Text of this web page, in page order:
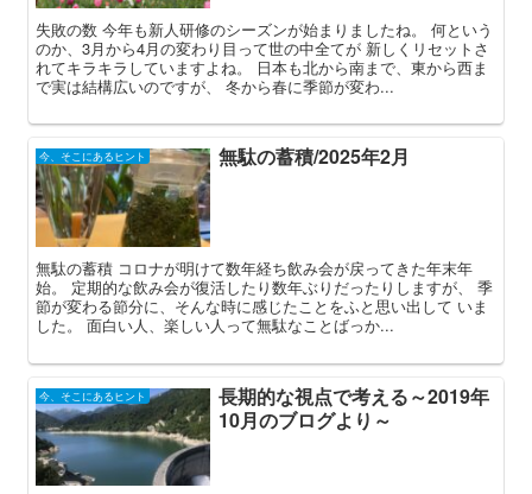
失敗の数 今年も新人研修のシーズンが始まりましたね。 何という
のか、3月から4月の変わり目って世の中全てが 新しくリセットさ
れてキラキラしていますよね。 日本も北から南まで、東から西ま
で実は結構広いのですが、 冬から春に季節が変わ...
今、そこにあるヒント 無駄の蓄積/2025年2月
無駄の蓄積 コロナが明けて数年経ち飲み会が戻ってきた年末年
始。 定期的な飲み会が復活したり数年ぶりだったりしますが、 季
節が変わる節分に、そんな時に感じたことをふと思い出して いま
した。 面白い人、楽しい人って無駄なことばっか...
今、そこにあるヒント
長期的な視点で考える～2019年
10月のブログより～